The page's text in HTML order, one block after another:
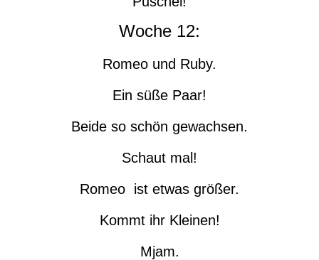
Woche 12:
Romeo und Ruby.
Ein süße Paar!
Beide so schön gewachsen.
Schaut mal!
Romeo ist etwas größer.
Kommt ihr Kleinen!
Mjam.